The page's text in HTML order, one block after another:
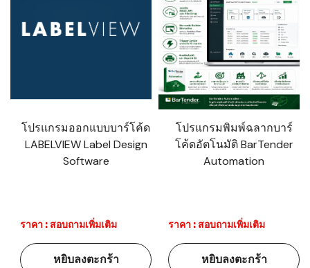
โปรแกรมออกแบบบาร์โค้ด
LABELVIEW Label Design
Software
ราคา : สอบถามเพิ่มเติม
หยิบลงตะกร้า
โปรแกรมพิมพ์ฉลากบาร์
โค้ดอัตโนมัติ BarTender
Automation
ราคา : สอบถามเพิ่มเติม
หยิบลงตะกร้า